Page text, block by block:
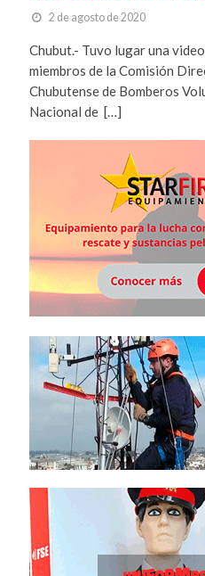
2 de agosto de 2020
Chubut.- Tuvo lugar una
miembros de la Comisión
Chubutense de Bomberos
Nacional de […]